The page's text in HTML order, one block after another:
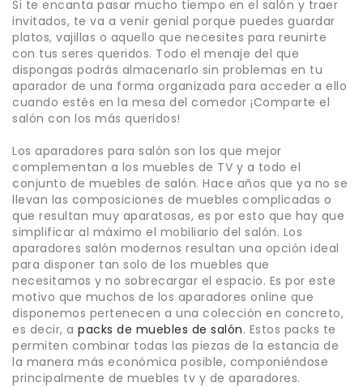
Si te encanta pasar mucho tiempo en el salón y traer
invitados, te va a venir genial porque puedes guardar
platos, vajillas o aquello que necesites para reunirte
con tus seres queridos. Todo el menaje del que
dispongas podrás almacenarlo sin problemas en tu
aparador de una forma organizada para acceder a ello
cuando estés en la mesa del comedor ¡Comparte el
salón con los más queridos!
Los aparadores para salón son los que mejor
complementan a los muebles de TV y a todo el
conjunto de muebles de salón. Hace años que ya no se
llevan las composiciones de muebles complicadas o
que resultan muy aparatosas, es por esto que hay que
simplificar al máximo el mobiliario del salón. Los
aparadores salón modernos resultan una opción ideal
para disponer tan solo de los muebles que
necesitamos y no sobrecargar el espacio. Es por este
motivo que muchos de los aparadores online que
disponemos pertenecen a una colección en concreto,
es decir, a packs de muebles de salón. Estos packs te
permiten combinar todas las piezas de la estancia de
la manera más económica posible, componiéndose
principalmente de muebles tv y de aparadores.